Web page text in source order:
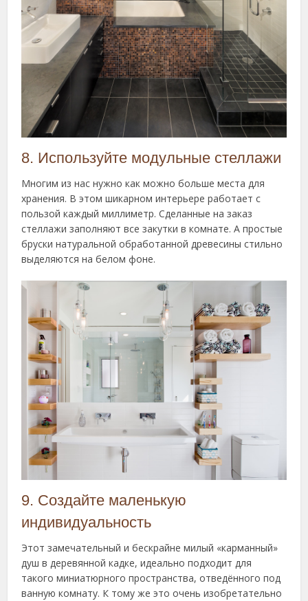
8. Используйте модульные стеллажи
Многим из нас нужно как можно больше места для
хранения. В этом шикарном интерьере работает с
пользой каждый миллиметр. Сделанные на заказ
стеллажи заполняют все закутки в комнате. А простые
бруски натуральной обработанной древесины стильно
выделяются на белом фоне.
9. Создайте маленькую
индивидуальность
Этот замечательный и бескрайне милый «карманный»
душ в деревянной кадке, идеально подходит для
такого миниатюрного пространства, отведённого под
ванную комнату. К тому же это очень изобретательно